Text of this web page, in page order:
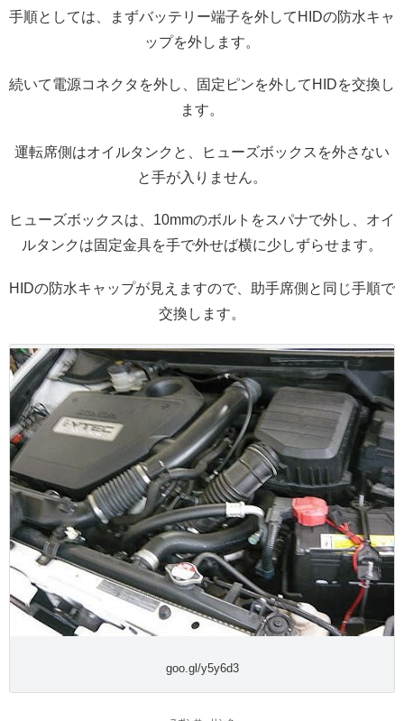
手順としては、まずバッテリー端子を外してHIDの防水キャ
ップを外します。
続いて電源コネクタを外し、固定ピンを外してHIDを交換し
ます。
運転席側はオイルタンクと、ヒューズボックスを外さない
と手が入りません。
ヒューズボックスは、10mmのボルトをスパナで外し、オイ
ルタンクは固定金具を手で外せば横に少しずらせます。
HIDの防水キャップが見えますので、助手席側と同じ手順で
交換します。
goo.gl/y5y6d3